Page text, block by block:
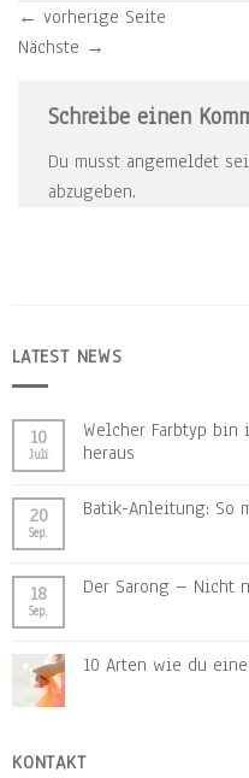
← vorherige Seite
Nächste →
Schreibe einen
Du musst angemeldet
abzugeben.
LATEST NEWS
10
Juli
Welcher Farbtyp bin
heraus
20
Sep.
Batik-Anleitung: So
18
Sep.
Der Sarong – Nicht
10 Arten wie du
KONTAKT